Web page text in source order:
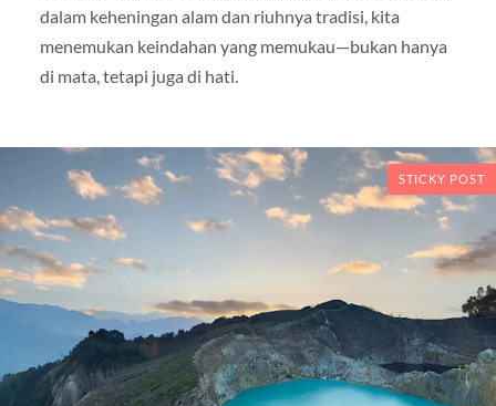
dalam keheningan alam dan riuhnya tradisi, kita
menemukan keindahan yang memukau—bukan hanya
di mata, tetapi juga di hati.
STICKY POST